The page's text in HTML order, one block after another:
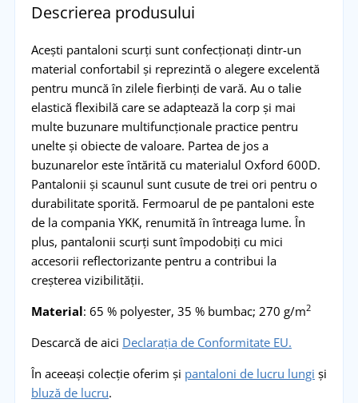
Descrierea produsului
Acești pantaloni scurți sunt confecționați dintr-un
material confortabil și reprezintă o alegere excelentă
pentru muncă în zilele fierbinți de vară. Au o talie
elastică flexibilă care se adaptează la corp și mai
multe buzunare multifuncționale practice pentru
unelte și obiecte de valoare. Partea de jos a
buzunarelor este întărită cu materialul Oxford 600D.
Pantalonii și scaunul sunt cusute de trei ori pentru o
durabilitate sporită. Fermoarul de pe pantaloni este
de la compania YKK, renumită în întreaga lume. În
plus, pantalonii scurți sunt împodobiți cu mici
accesorii reflectorizante pentru a contribui la
creșterea vizibilității.
Material: 65 % polyester, 35 % bumbac; 270 g/m2
Descarcă de aici Declarația de Conformitate EU.
În aceeași colecție oferim și pantaloni de lucru lungi și
bluză de lucru.